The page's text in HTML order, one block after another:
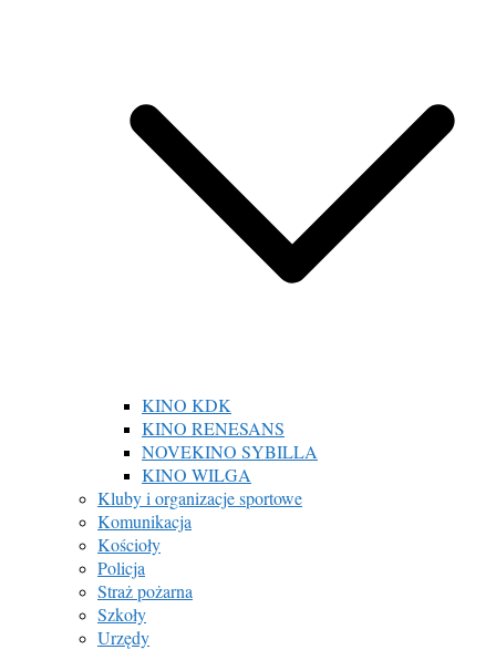
KINO KDK
KINO RENESANS
NOVEKINO SYBILLA
KINO WILGA
Kluby i organizacje sportowe
Komunikacja
Kościoły
Policja
Straż pożarna
Szkoły
Urzędy